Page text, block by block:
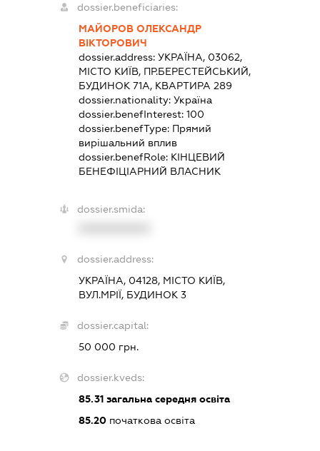
dossier.beneficiaries:
МАЙОРОВ ОЛЕКСАНДР
ВІКТОРОВИЧ
dossier.address: УКРАЇНА, 03062,
МІСТО КИЇВ, ПР.БЕРЕСТЕЙСЬКИЙ,
БУДИНОК 71А, КВАРТИРА 289
dossier.nationality: Україна
dossier.benefInterest: 100
dossier.benefType: Прямий
вирішальний вплив
dossier.benefRole: КІНЦЕВИЙ
БЕНЕФІЦІАРНИЙ ВЛАСНИК
dossier.smida:
dossier.address:
УКРАЇНА, 04128, МІСТО КИЇВ,
ВУЛ.МРІЇ, БУДИНОК 3
dossier.capital:
50 000 грн.
dossier.kveds:
85.31загальна середня освіта
85.20початкова освіта